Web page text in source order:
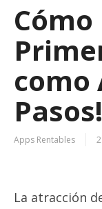
como
Pasos!
Apps Rentables
La atracción